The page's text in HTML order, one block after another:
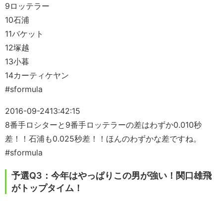
9ロッテラー
10石浦
11バケット
12塚越
13小暮
14カーティケヤン
#sformula
2016-09-2413:42:15
8番手ロシターと9番手ロッテラーの差はわずか0.010秒
差！！石浦も0.025秒差！！ほんのわずかな差ですね。
#sformula
予選Q3：今年はやっぱりこの男が強い！関口雄飛
がトップタイム！